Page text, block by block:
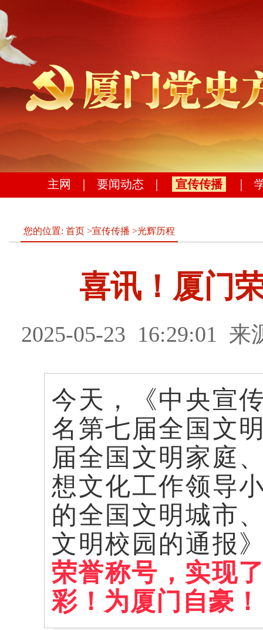
主网 要闻动态 宣传传播
您的位置: 首页 >宣传传播 >光辉历程
喜讯！厦门
2025-05-23 16:29:01 来
今天，《中央宣
名第七届全国文
届全国文明家庭
想文化工作领导
的全国文明城市
文明校园的通报
荣誉称号，实现
彩！为厦门自豪！